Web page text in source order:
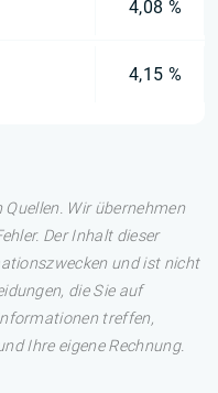
4,08 %
4,15 %
Wir übernehmen
Der Inhalt dieser
und ist nicht
die Sie auf
treffen,
Ihre eigene Rechnung.